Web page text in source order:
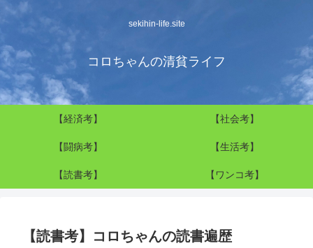
sekihin-life.site
コロちゃんの清貧ライフ
【経済考】 【社会考】
【闘病考】 【生活考】
【読書考】 【ワンコ考】
【読書考】コロちゃんの読書遍歴